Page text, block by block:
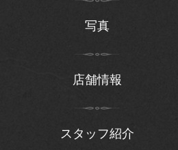
写真
店舗情報
スタッフ紹介